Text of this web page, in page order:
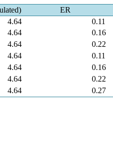
ER
4.64
0.11
4.64
0.16
4.64
0.22
4.64
0.11
4.64
0.16
4.64
0.22
4.64 0.27